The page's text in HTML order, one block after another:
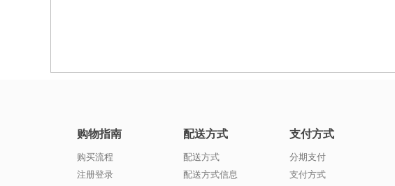
购物指南
购买流程
注册登录
配送方式
配送方式
配送方式信息
支付方式
分期支付
支付方式